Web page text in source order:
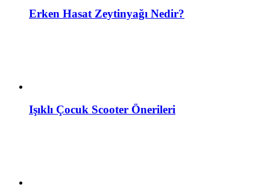
Erken Hasat Zeytinyağı Nedir?
Işıklı Çocuk Scooter Önerileri